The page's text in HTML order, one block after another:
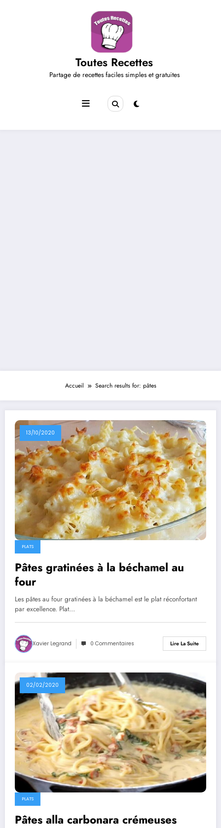
Toutes Recettes
Partage de recettes faciles simples et gratuites
Accueil Search results for: pâtes
13/10/2020
PLATS
Pâtes gratinées à la béchamel au
four
Les pâtes au four gratinées à la béchamel est le plat réconfortant
par excellence. Plat…
Xavier Legrand 0 Commentaires Lire La Suite
02/02/2020
PLATS
Pâtes alla carbonara crémeuses